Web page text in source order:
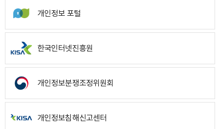
개인정보 포털
한국인터넷진흥원
개인정보분쟁조정위원회
개인정보침해신고센터